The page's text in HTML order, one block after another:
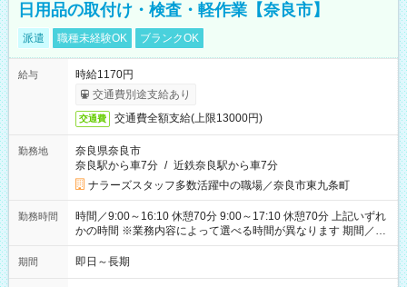
日用品の取付け・検査・軽作業【奈良市】
派遣 職種未経験OK ブランクOK
給与
時給1170円
交通費別途支給あり
交通費 交通費全額支給(上限13000円)
勤務地
奈良県奈良市
奈良駅から車7分 / 近鉄奈良駅から車7分
ナラーズスタッフ多数活躍中の職場／奈良市東九条町
勤務時間
時間／9:00～16:10 休憩70分 9:00～17:10 休憩70分 上記いずれ
かの時間 ※業務内容によって選べる時間が異なります 期間／即
日～長期安定 スタート日は相談可能！ 勤務日／月～金の週4日
～でOK！
期間 即日～長期